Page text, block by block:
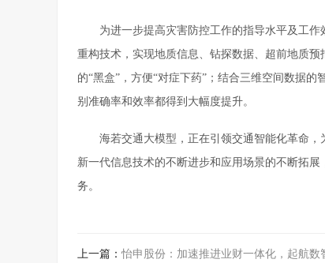
为进一步提高灾害防控工作的指导水平及工
重构技术，实现地质信息、钻探数据、超前地质
的“黑盒”，方便“对症下药”；结合三维空间数据
别准确率和效率都得到大幅度提升。
海若交通大模型，正在引领交通智能化革命
新一代信息技术的不断进步和应用场景的不断拓
务。
上一篇：怡申股份：加速推进业财一体化，起航数